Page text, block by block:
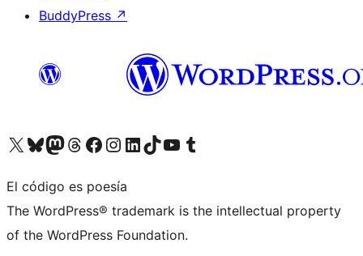
BuddyPress ↗
Visita nuestra cuenta de X (anteriormente Twitter)
Visita nuestra cuenta de Bluesky
Visita nuestra cuenta de Mastodon
Visita nuestra cuenta de Threads
Visita nuestra página de Facebook
Visita nuestra cuenta de Instagram
Visita nuestra cuenta de LinkedIn
Visita nuestra cuenta de TikTok
Visita nuestro canal de YouTube
Visita nuestra cuenta de Tumblr
El código es poesía
The WordPress® trademark is the intellectual property
of the WordPress Foundation.